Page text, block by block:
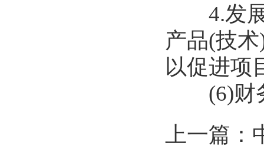
4.发展
产品(技
以促进项
(6)财务
上一篇：